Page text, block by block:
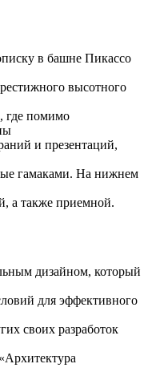
в башне Пикассо
высотного
где помимо
и презентаций,
гамаками. На нижнем
а также приемной.
дизайном, который
для эффективного
своих разработок